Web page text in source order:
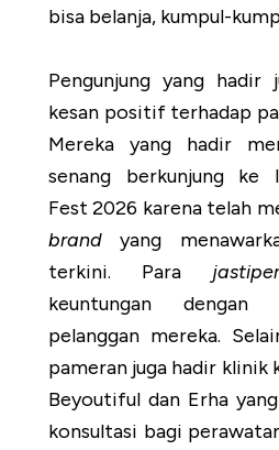
bisa belanja, kumpul-
Pengunjung yang hadir
kesan positif terhadap
Mereka yang hadir
senang berkunjung ke
Fest 2026 karena telah
brand yang
terkini. Para
keuntungan dengan
pelanggan mereka.
pameran juga hadir klinik
Beyoutiful dan Erha
konsultasi bagi